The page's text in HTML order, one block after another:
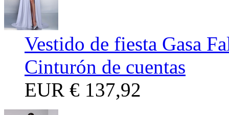
Vestido de fiesta Gasa
Cinturón de cuentas
EUR € 137,92